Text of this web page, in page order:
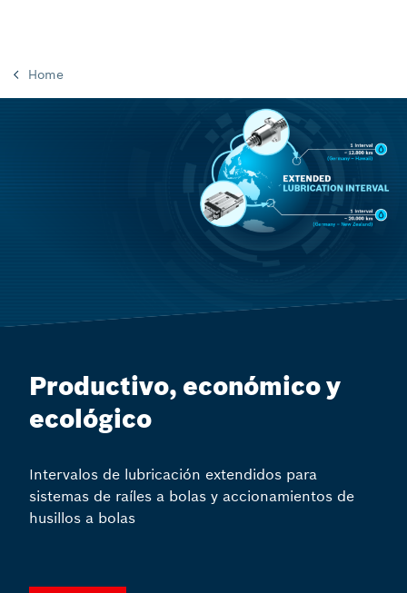
Home
Productivo, económico y
ecológico
Intervalos de lubricación extendidos para
sistemas de raíles a bolas y accionamientos de
husillos a bolas